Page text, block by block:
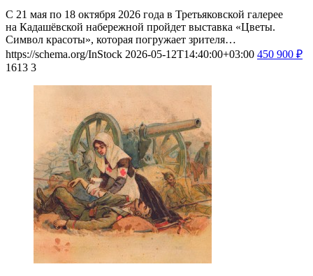
С 21 мая по 18 октября 2026 года в Третьяковской галерее
на Кадашёвской набережной пройдет выставка «Цветы.
Символ красоты», которая погружает зрителя…
https://schema.org/InStock 2026-05-12T14:40:00+03:00 450 900 ₽
1613 3